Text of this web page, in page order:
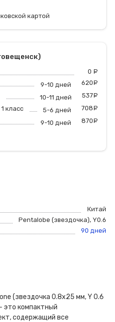
картой
0
9-10 дней 620
10-11 дней 537
класс
5-6 дней 708
9-10 дней 870
Китай
Pentalobe (звездочка), Y0.6
90 дней
(звездочка 0.8x25 мм, Y 0.6
это компактный
содержащий все